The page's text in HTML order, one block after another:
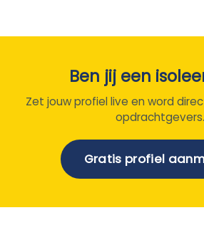
Ben jij een
Zet jouw profiel live en word
opdrachtgevers.
Gratis profiel